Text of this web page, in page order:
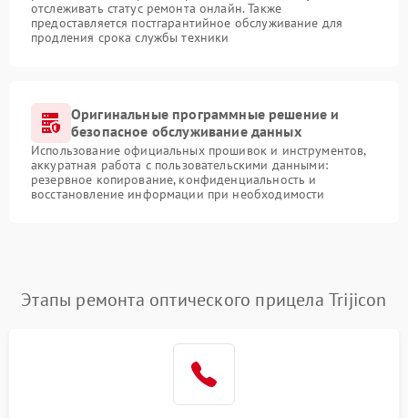
отслеживать статус ремонта онлайн. Также
предоставляется постгарантийное обслуживание для
продления срока службы техники
Оригинальные программные решение и
безопасное обслуживание данных
Использование официальных прошивок и инструментов,
аккуратная работа с пользовательскими данными:
резервное копирование, конфиденциальность и
восстановление информации при необходимости
Этапы ремонта оптического прицела Trijicon